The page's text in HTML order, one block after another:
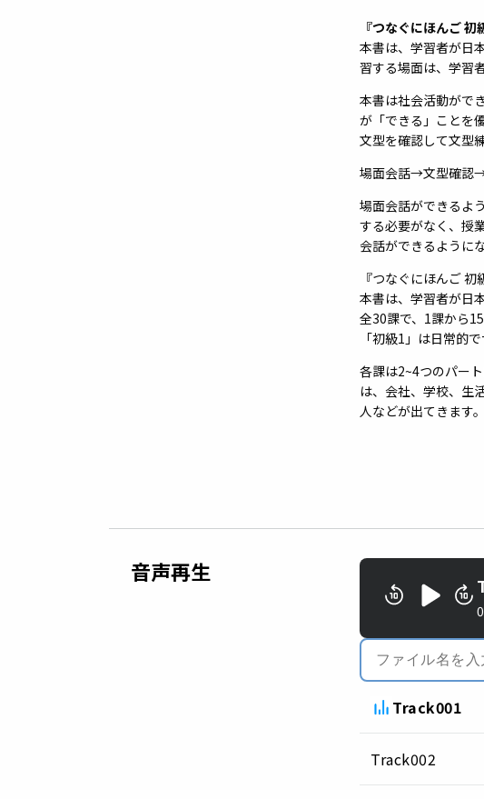
『つなぐにほんご
本書は、学習者が日
習する場面は、学習
本書は社会活動がで
が「できる」ことを
文型を確認して文型
場面会話→文型確認
場面会話ができるよ
する必要がなく、授
会話ができるように
『つなぐにほんご 初
本書は、学習者が日
全30課で、1課から
「初級1」は日常的
各課は2~4つのパー
は、会社、学校、生
人などが出てきます。
音声再生
Track001
Track002